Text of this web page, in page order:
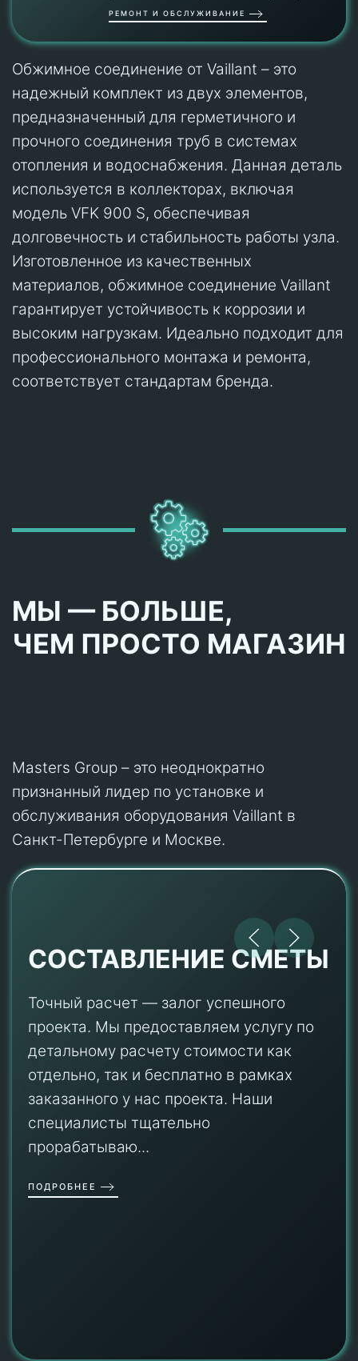
РЕМОНТ И ОБСЛУЖИВАНИЕ
Обжимное соединение от Vaillant – это
надежный комплект из двух элементов,
предназначенный для герметичного и
прочного соединения труб в системах
отопления и водоснабжения. Данная деталь
используется в коллекторах, включая
модель VFK 900 S, обеспечивая
долговечность и стабильность работы узла.
Изготовленное из качественных
материалов, обжимное соединение Vaillant
гарантирует устойчивость к коррозии и
высоким нагрузкам. Идеально подходит для
профессионального монтажа и ремонта,
соответствует стандартам бренда.
МЫ — БОЛЬШЕ,
ЧЕМ ПРОСТО МАГАЗИН
Masters Group – это неоднократно
признанный лидер по установке и
обслуживания оборудования Vaillant в
Санкт-Петербурге и Москве.
СОСТАВЛЕНИЕ СМЕТЫ
Точный расчет — залог успешного
проекта. Мы предоставляем услугу по
детальному расчету стоимости как
отдельно, так и бесплатно в рамках
заказанного у нас проекта. Наши
специалисты тщательно
прорабатываю...
ПОДРОБНЕЕ